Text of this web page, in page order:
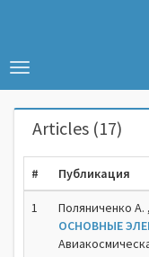
Toggle
navigation
Articles (17)
# Публикация
1
Поляниченко
ОСНОВНЫЕ